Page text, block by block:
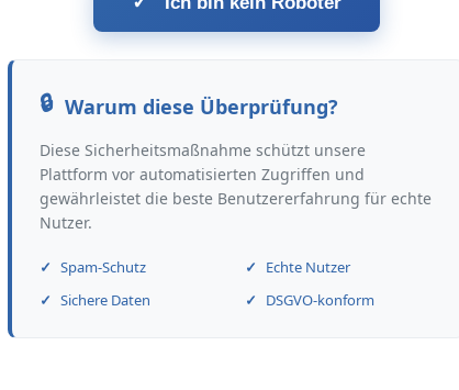
Warum diese Überprüfung?
Diese Sicherheitsmaßnahme schützt unsere
Plattform vor automatisierten Zugriffen und
gewährleistet die beste Benutzererfahrung für echte
Nutzer.
Spam-Schutz
Echte Nutzer
Sichere Daten
DSGVO-konform